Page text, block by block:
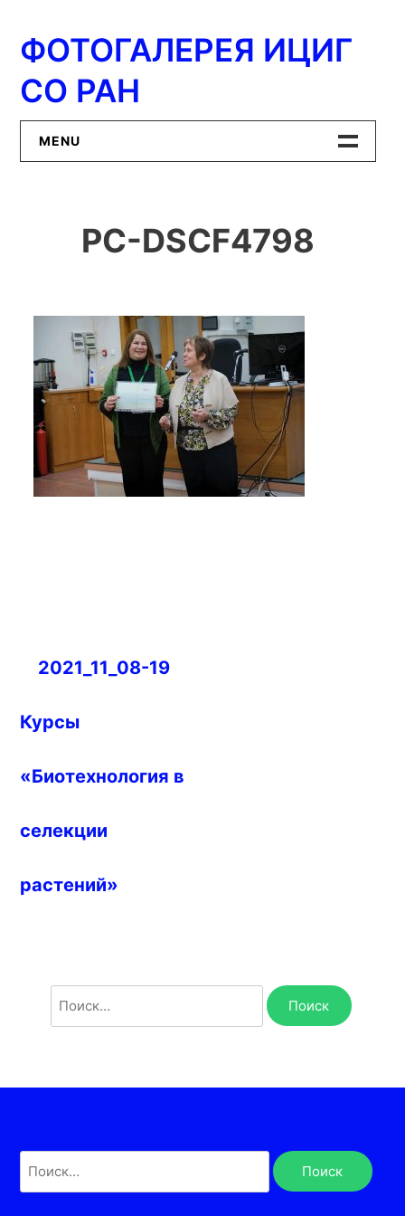
содержимому
ФОТОГАЛЕРЕЯ ИЦИГ
СО РАН
MENU
ИЦиГ СО РАН
PC-DSCF4798
Навигация
записям
2021_11_08-19
Курсы
«Биотехнология в
селекции
растений»
Найти: